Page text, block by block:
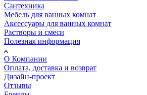
Сантехника
Мебель для ванных комнат
Аксессуары для ванных комнат
Растворы и смеси
Полезная информация
О Компании
Оплата, доставка и возврат
Дизайн-проект
Отзывы